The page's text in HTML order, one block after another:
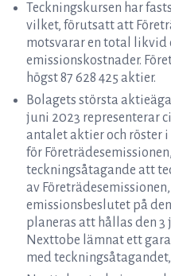
Teckningskursen har
vilket, förutsatt att
motsvarar en total likvid
emissionskostnader.
högst 87 628 425 aktier.
Bolagets största
juni 2023 representerar
antalet aktier och röster
för
teckningsåtagande att
av
emissionsbeslutet på
planeras att hållas den
Nexttobe lämnat ett
med